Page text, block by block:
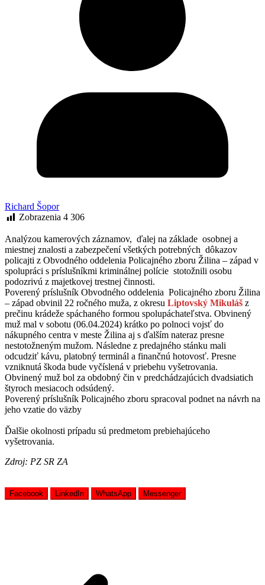
Richard Šopor
Zobrazenia 4 306
Analýzou kamerových záznamov, ďalej na základe osobnej a
miestnej znalosti a zabezpečení všetkých potrebných dôkazov
policajti z Obvodného oddelenia Policajného zboru Žilina – západ v
spolupráci s príslušníkmi kriminálnej polície stotožnili osobu
podozrivú z majetkovej trestnej činnosti.
Poverený príslušník Obvodného oddelenia Policajného zboru Žilina
– západ obvinil 22 ročného muža, z okresu Liptovský Mikuláš z
prečinu krádeže spáchaného formou spolupáchateľstva. Obvinený
muž mal v sobotu (06.04.2024) krátko po polnoci vojsť do
nákupného centra v meste Žilina aj s ďalším nateraz presne
nestotožneným mužom. Následne z predajného stánku mali
odcudziť kávu, platobný terminál a finančnú hotovosť. Presne
vzniknutá škoda bude vyčíslená v priebehu vyšetrovania.
Obvinený muž bol za obdobný čin v predchádzajúcich dvadsiatich
štyroch mesiacoch odsúdený.
Poverený príslušník Policajného zboru spracoval podnet na návrh na
jeho vzatie do väzby
Ďalšie okolnosti prípadu sú predmetom prebiehajúceho
vyšetrovania.
Zdroj: PZ SR ZA
Facebook LinkedIn WhatsApp Messenger